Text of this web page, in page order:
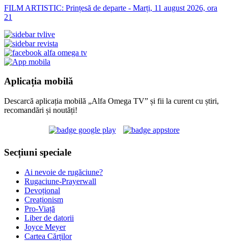
FILM ARTISTIC: Prințesă de departe - Marți, 11 august 2026, ora
21
Aplicația mobilă
Descarcă aplicația mobilă „Alfa Omega TV” și fii la curent cu știri,
recomandări și noutăți!
Secțiuni speciale
Ai nevoie de rugăciune?
Rugaciune-Prayerwall
Devoțional
Creaționism
Pro-Viață
Liber de datorii
Joyce Meyer
Cartea Cărților